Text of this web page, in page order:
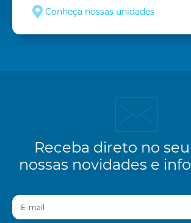
Conheça nossas unidades
Receba direto no
nossas novidades e
E-mail